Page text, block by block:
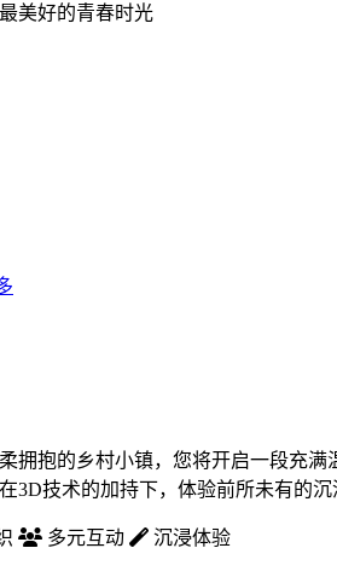
美好的青春时光
拥抱的乡村小镇，您将开启一段充
3D技术的加持下，体验前所未有的沉
多元互动 沉浸体验